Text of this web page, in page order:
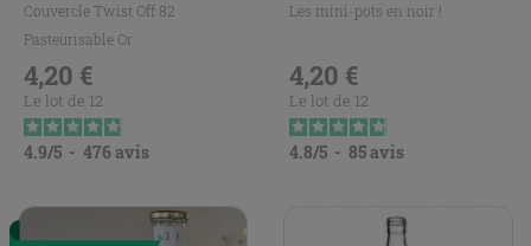
Couvercle Twist Off 82
Pasteurisable Or
Prix
4,20 €
Le lot de 12
4.9/5 - 476avis
Les mini-pots en noir !
Prix
4,20 €
Le lot de 12
4.8/5 - 85avis